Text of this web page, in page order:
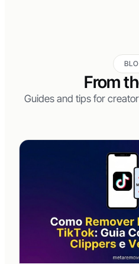
From
Guides and tips for